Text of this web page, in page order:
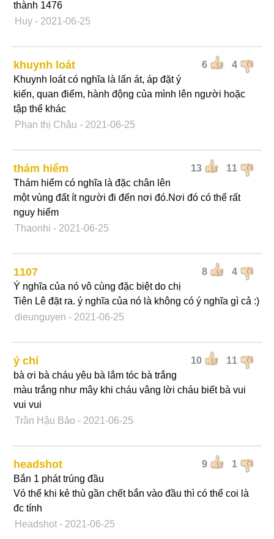
thành 1476
Huy - 2021-06-25
6 4
khuynh loát
Khuynh loát có nghĩa là lấn át, áp đặt ý
kiến, quan điểm, hành động của mình lên người hoặc
tập thể khác
Phan thị Châu - 2021-06-25
13 11
thám hiểm
Thám hiểm có nghĩa là đặc chân lên
một vùng đất ít người đi đến nơi đó.Nơi đó có thể rất
nguy hiểm
Thaonhi - 2021-06-25
8 4
1107
Ý nghĩa của nó vô cùng đặc biệt do chị
Tiên Lê đặt ra. ý nghĩa của nó là không có ý nghĩa gì cả :)
dieunguyen - 2021-06-25
10 11
ý chí
bà ơi bà cháu yêu bà lắm tóc bà trắng
màu trắng như mây khi cháu vâng lời cháu biết bà vui
vui vui
Trần Hậu Bảo - 2021-06-25
9 1
headshot
Bắn 1 phát trúng đầu
Vó thể khi kẻ thù gần chết bắn vào đầu thì có thể coi là
đc tính
Headshot - 2021-06-25